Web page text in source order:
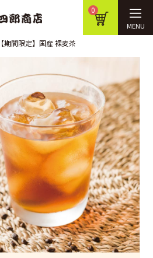
0
MENU
【期間限定】国産 裸麦茶